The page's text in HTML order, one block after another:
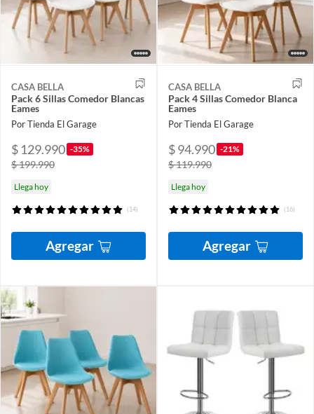
CASA BELLA
Pack 6 Sillas Comedor Blancas
Eames
Por Tienda El Garage
$ 129.990 -35%
$ 199.990
Llega hoy
(14)
Agregar
CASA BELLA
Pack 4 Sillas Comedor Blanca
Eames
Por Tienda El Garage
$ 94.990 -21%
$ 119.990
Llega hoy
(16)
Agregar